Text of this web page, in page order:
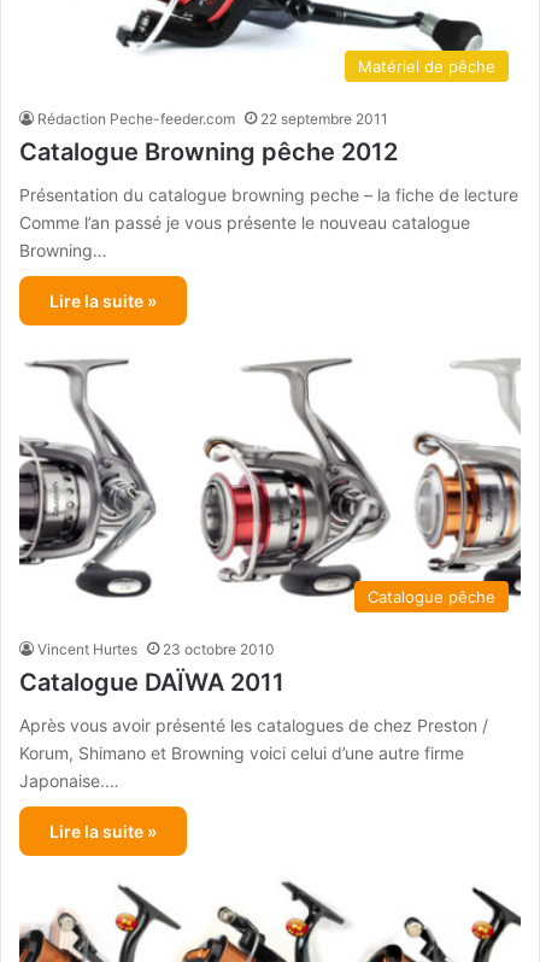
Matériel de pêche
Rédaction Peche-feeder.com 22 septembre 2011
Catalogue Browning pêche 2012
Présentation du catalogue browning peche – la fiche de lecture
Comme l’an passé je vous présente le nouveau catalogue
Browning…
Lire la suite »
Catalogue pêche
Vincent Hurtes 23 octobre 2010
Catalogue DAÏWA 2011
Après vous avoir présenté les catalogues de chez Preston /
Korum, Shimano et Browning voici celui d’une autre firme
Japonaise.…
Lire la suite »